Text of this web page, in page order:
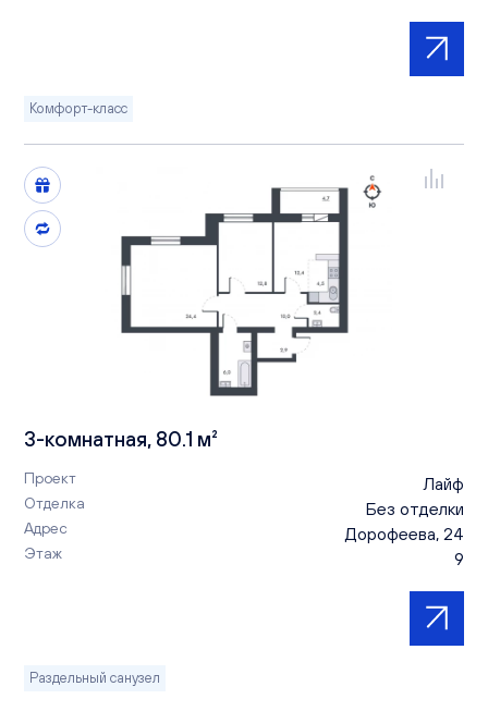
Комфорт-класс
3-комнатная, 80.1 м²
Проект Лайф
Отделка Без отделки
Адрес Дорофеева, 24
Этаж 9
Раздельный санузел